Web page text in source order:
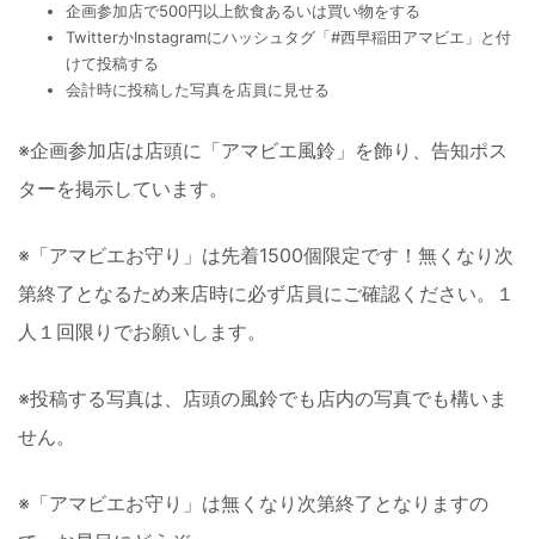
企画参加店で500円以上飲食あるいは買い物をする
TwitterかInstagramにハッシュタグ「#西早稲田アマビエ」と付
けて投稿する
会計時に投稿した写真を店員に見せる
※企画参加店は店頭に「アマビエ風鈴」を飾り、告知ポス
ターを掲示しています。
※「アマビエお守り」は先着1500個限定です！無くなり次
第終了となるため来店時に必ず店員にご確認ください。１
人１回限りでお願いします。
※投稿する写真は、店頭の風鈴でも店内の写真でも構いま
せん。
※「アマビエお守り」は無くなり次第終了となりますの